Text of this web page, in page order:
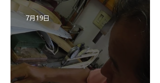
7月19日